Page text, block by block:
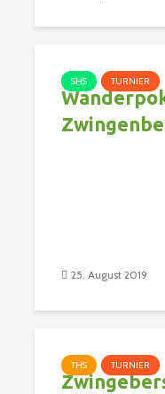
SHS TURNIER
25. August 2019
THS TURNIER